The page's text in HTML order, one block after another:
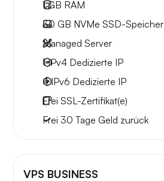
1 GB RAM
30 GB NVMe SSD-Speicher
Managed Server
1 IPv4 Dedizierte IP
4 IPv6 Dedizierte IP
Frei SSL-Zertifikat(e)
Frei 30 Tage Geld zurück
VPS BUSINESS